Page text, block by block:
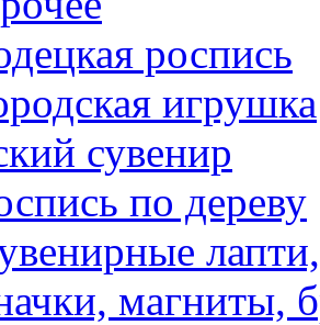
роспись
игрушка
сувенир
по дереву
магниты,